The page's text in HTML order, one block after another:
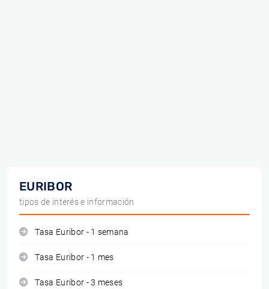
EURIBOR
tipos de interés e información
Tasa Euribor - 1 semana
Tasa Euribor - 1 mes
Tasa Euribor - 3 meses